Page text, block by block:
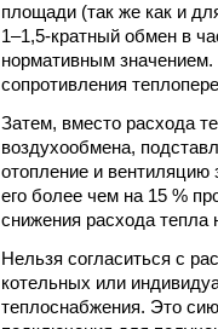
площади (так же как и
1–1,5-кратный обмен в
нормативным
сопротивления
Затем, вместо расхода
воздухообмена,
отопление и
его более чем на 15 %
снижения расхода тепла
Нельзя согласиться с
котельных или
теплоснабжения. Это